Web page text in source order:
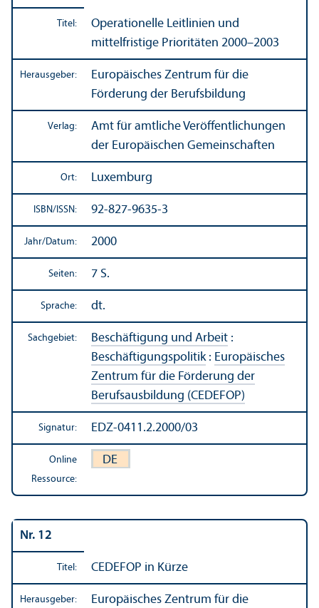
Titel:
Operationelle Leitlinien und
mittelfristige Prioritäten 2000–2003
Herausgeber:
Europäisches Zentrum für die
Förderung der Berufsbildung
Verlag:
Amt für amtliche Veröffentlichungen
der Europäischen Gemeinschaften
Ort: Luxemburg
ISBN/ISSN: 92-827-9635-3
Jahr/Datum: 2000
Seiten: 7 S.
Sprache: dt.
Sachgebiet: Beschäftigung und Arbeit :
Beschäftigungs­politik: Europäisches
Zentrum für die Förderung der
Berufsausbildung (CEDEFOP)
Signatur: EDZ-0411.2.2000/03
Online
Ressource:
DE
Nr. 12
Titel: CEDEFOP in Kürze
Herausgeber:
Europäisches Zentrum für die